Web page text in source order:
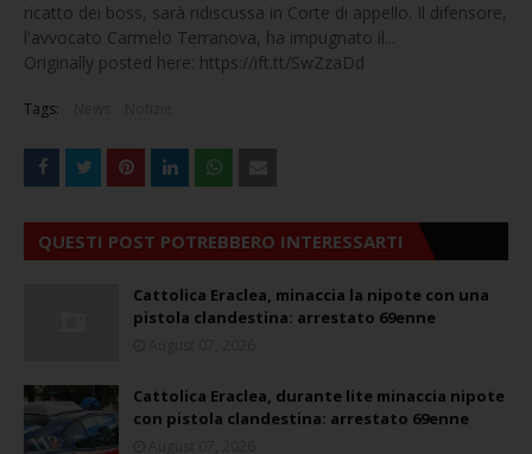
ricatto dei boss, sarà ridiscussa in Corte di appello. Il difensore,
l'avvocato Carmelo Terranova, ha impugnato il...
Originally posted here: https://ift.tt/SwZzaDd
Tags:
QUESTI POST POTREBBERO INTERESSARTI
Cattolica Eraclea, minaccia la nipote con una
pistola clandestina: arrestato 69enne
Cattolica Eraclea, durante lite minaccia nipote
con pistola clandestina: arrestato 69enne